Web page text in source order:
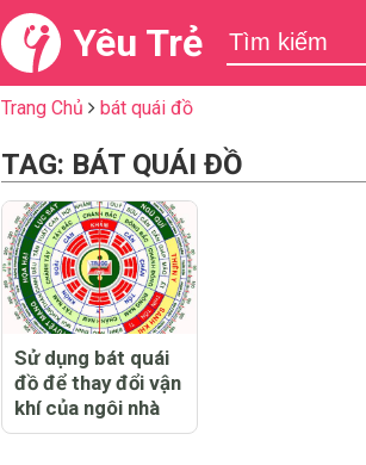
Yêu Trẻ
Trang Chủ bát quái đồ
TAG: BÁT QUÁI ĐỒ
Sử dụng bát quái
đồ để thay đổi vận
khí của ngôi nhà